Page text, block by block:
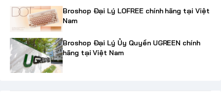
Broshop Đại Lý LOFREE chính hãng tại Việt
Nam
Broshop Đại Lý Ủy Quyền UGREEN chính
hãng tại Việt Nam